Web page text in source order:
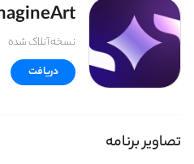
نسخه آنلاک شده
دریافت
تصاویر برنامه